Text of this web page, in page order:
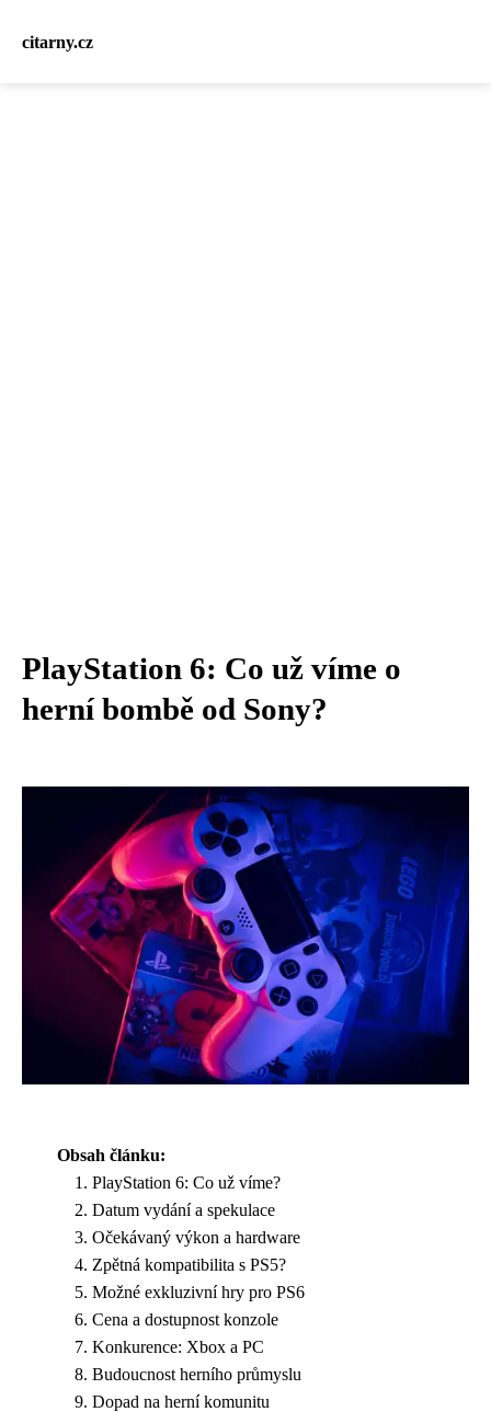
citarny.cz
PlayStation 6: Co už víme o
herní bombě od Sony?
Obsah článku:
PlayStation 6: Co už víme?
Datum vydání a spekulace
Očekávaný výkon a hardware
Zpětná kompatibilita s PS5?
Možné exkluzivní hry pro PS6
Cena a dostupnost konzole
Konkurence: Xbox a PC
Budoucnost herního průmyslu
Dopad na herní komunitu